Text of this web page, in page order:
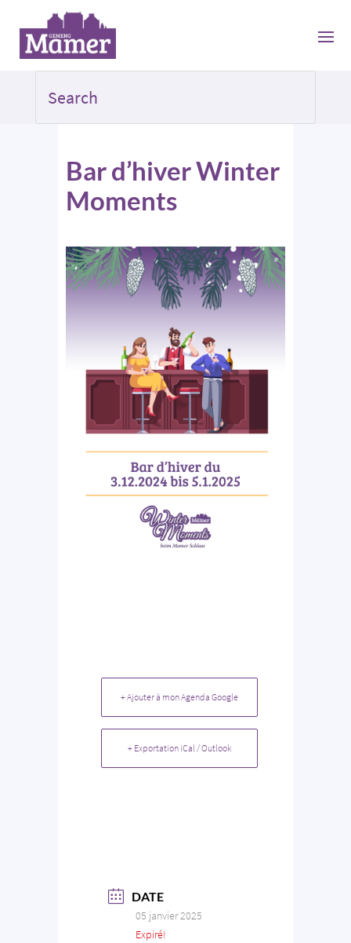
Bar d’hiver Winter
Moments
+ Ajouter à mon Agenda Google
+ Exportation iCal / Outlook
DATE
05 janvier 2025
Expiré!